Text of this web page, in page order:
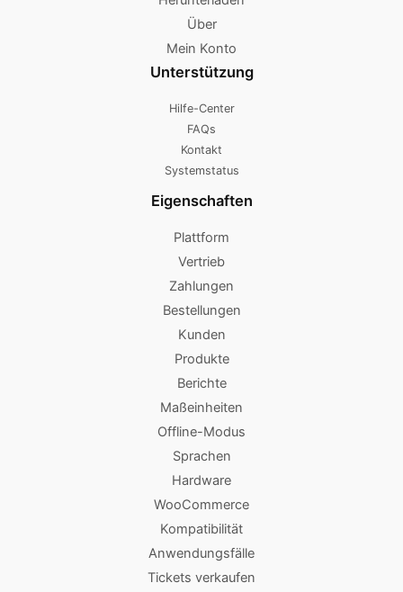
Über
Mein Konto
Unterstützung
Hilfe-Center
FAQs
Kontakt
Systemstatus
Eigenschaften
Plattform
Vertrieb
Zahlungen
Bestellungen
Kunden
Produkte
Berichte
Maßeinheiten
Offline-Modus
Sprachen
Hardware
WooCommerce
Kompatibilität
Anwendungsfälle
Tickets verkaufen